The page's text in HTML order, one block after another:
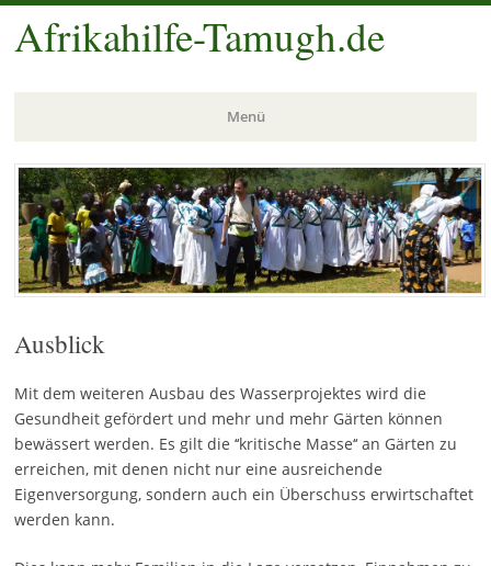
Afrikahilfe-Tamugh.de
Menü
Zum
Inhalt
springen
Ausblick
Mit dem weiteren Ausbau des Wasserprojektes wird die
Gesundheit gefördert und mehr und mehr Gärten können
bewässert werden. Es gilt die ‘‘kritische Masse‘‘ an Gärten zu
erreichen, mit denen nicht nur eine ausreichende
Eigenversorgung, sondern auch ein Überschuss erwirtschaftet
werden kann.